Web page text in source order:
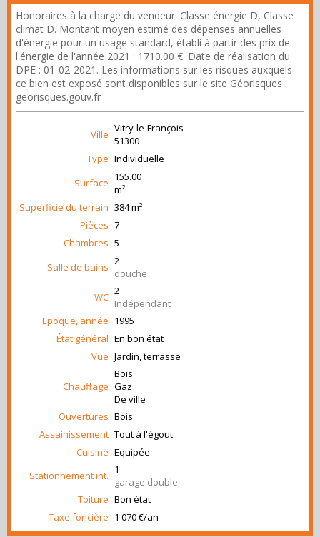
Honoraires à la charge du vendeur. Classe énergie D, Classe
climat D. Montant moyen estimé des dépenses annuelles
d'énergie pour un usage standard, établi à partir des prix de
l'énergie de l'année 2021 : 1710.00 €. Date de réalisation du
DPE : 01-02-2021. Les informations sur les risques auxquels
ce bien est exposé sont disponibles sur le site Géorisques :
georisques.gouv.fr
Ville Vitry-le-François
51300
Type Individuelle
Surface 155.00
m²
Superficie du terrain 384 m²
Pièces 7
Chambres 5
Salle de bains 2
douche
WC 2
Indépendant
Epoque, année 1995
État général En bon état
Vue Jardin, terrasse
Chauffage
Bois
Gaz
De ville
Ouvertures Bois
Assainissement Tout à l'égout
Cuisine Equipée
Stationnement int. 1
garage double
Toiture Bon état
Taxe foncière 1 070 €/an